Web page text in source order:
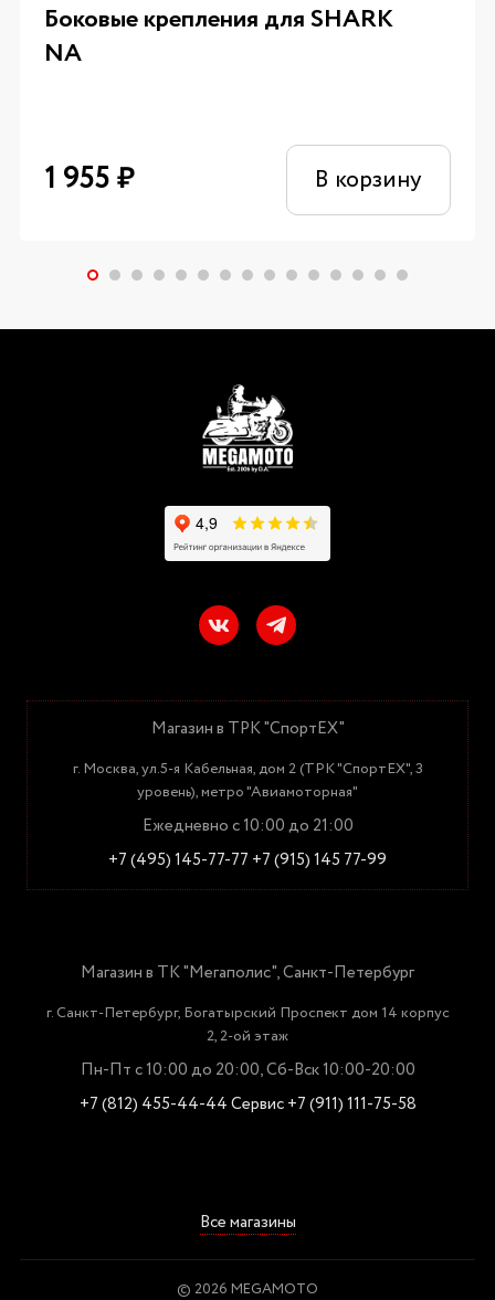
Боковые крепления для SHARK
NA
1 955₽ В корзину
Магазин в ТРК "СпортЕХ"
г. Москва, ул.5-я Кабельная, дом 2 (ТРК "СпортЕХ", 3
уровень), метро "Авиамоторная"
Ежедневно с 10:00 до 21:00
+7 (495) 145-77-77 +7 (915) 145 77-99
Магазин в ТК "Мегаполис", Санкт-Петербург
г. Санкт-Петербург, Богатырский Проспект дом 14 корпус
2, 2-ой этаж
Пн-Пт с 10:00 до 20:00, Сб-Вск 10:00-20:00
+7 (812) 455-44-44Сервис +7 (911) 111-75-58
Все магазины
© 2026 MEGAMOTO